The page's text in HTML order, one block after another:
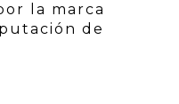
la marca
de